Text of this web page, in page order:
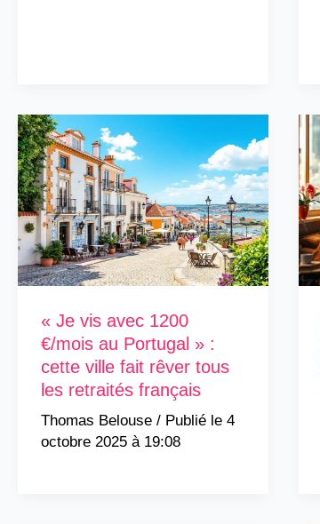
« Je vis avec 1200
€/mois au Portugal » :
cette ville fait rêver tous
les retraités français
Thomas Belouse /
4
octobre 2025 à 19:08